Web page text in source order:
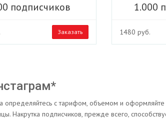
подписчиков
Заказать
1.000
1480 руб.
определяйтесь с тарифом, объемом и оформляйте
Накрутка подписчиков, прежде всего,